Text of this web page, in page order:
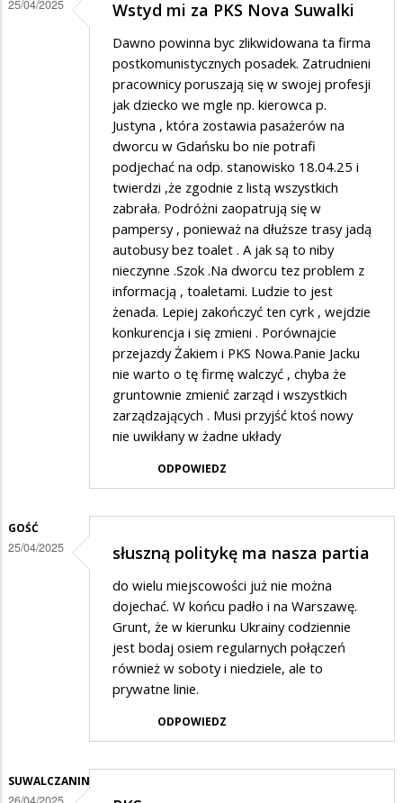
25/04/2025 Wstyd mi za PKS Nova Suwalki
Dawno powinna byc zlikwidowana ta firma
postkomunistycznych posadek. Zatrudnieni
pracownicy poruszają się w swojej profesji
jak dziecko we mgle np. kierowca p.
Justyna , która zostawia pasażerów na
dworcu w Gdańsku bo nie potrafi
podjechać na odp. stanowisko 18.04.25 i
twierdzi ,że zgodnie z listą wszystkich
zabrała. Podróżni zaopatrują się w
pampersy , ponieważ na dłuższe trasy jadą
autobusy bez toalet . A jak są to niby
nieczynne .Szok .Na dworcu tez problem z
informacją , toaletami. Ludzie to jest
żenada. Lepiej zakończyć ten cyrk , wejdzie
konkurencja i się zmieni . Porównajcie
przejazdy Żakiem i PKS Nowa.Panie Jacku
nie warto o tę firmę walczyć , chyba że
gruntownie zmienić zarząd i wszystkich
zarządzających . Musi przyjść ktoś nowy
nie uwikłany w żadne układy
ODPOWIEDZ
GOŚĆ
25/04/2025 słuszną politykę ma nasza partia
do wielu miejscowości już nie można
dojechać. W końcu padło i na Warszawę.
Grunt, że w kierunku Ukrainy codziennie
jest bodaj osiem regularnych połączeń
również w soboty i niedziele, ale to
prywatne linie.
ODPOWIEDZ
SUWALCZANIN